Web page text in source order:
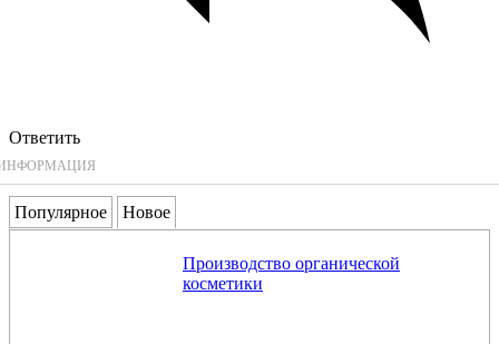
Ответить
Популярное Новое
Производство органической
косметики